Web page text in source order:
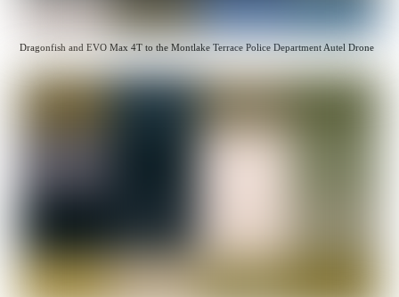
Dragonfish and EVO Max 4T to the Montlake Terrace Police Department Autel Drone